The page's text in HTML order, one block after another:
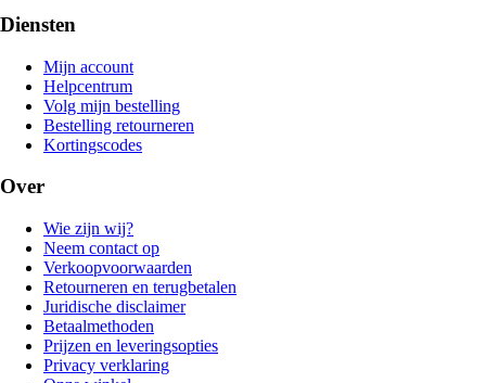
Diensten
Mijn account
Helpcentrum
Volg mijn bestelling
Bestelling retourneren
Kortingscodes
Over
Wie zijn wij?
Neem contact op
Verkoopvoorwaarden
Retourneren en terugbetalen
Juridische disclaimer
Betaalmethoden
Prijzen en leveringsopties
Privacy verklaring